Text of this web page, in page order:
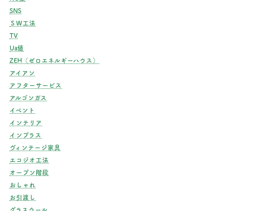
SNS
ＳＷ工法
TV
Ua値
ZEH（ゼロエネルギーハウス）
アイアン
アフターサービス
アルゴンガス
イベント
インテリア
インプラス
ヴィンテージ家具
エコジオ工法
オープン階段
おしゃれ
お引渡し
グラスウール